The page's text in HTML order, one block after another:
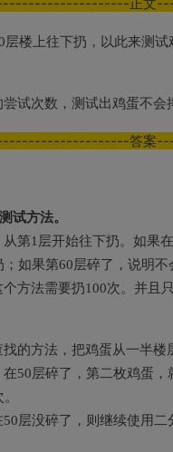
层楼上往下扔，以此来测
试次数，测试出鸡蛋不会
答案
试方法。
第1层开始往下扔。如果
如果第60层碎了，说明不
方法需要扔100次。并且只
的方法，把鸡蛋从一半楼
50层碎了，第二枚鸡蛋
层没碎了，则继续使用